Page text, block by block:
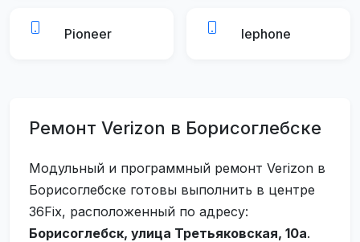
Pioneer lephone
Ремонт Verizon в Борисоглебске
Модульный и программный ремонт Verizon в
Борисоглебске готовы выполнить в центре
36Fix, расположенный по адресу:
Борисоглебск, улица Третьяковская, 10а.